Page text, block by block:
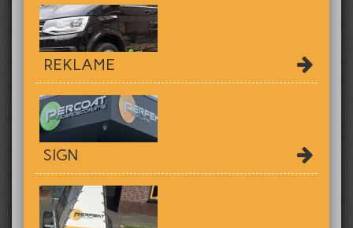
REKLAME
SIGN